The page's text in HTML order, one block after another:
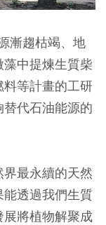
漸趨枯竭、地
中提煉生質柴
等計畫的工研
代石油能源的
界最永續的天然
透過我們生質
將植物解聚成